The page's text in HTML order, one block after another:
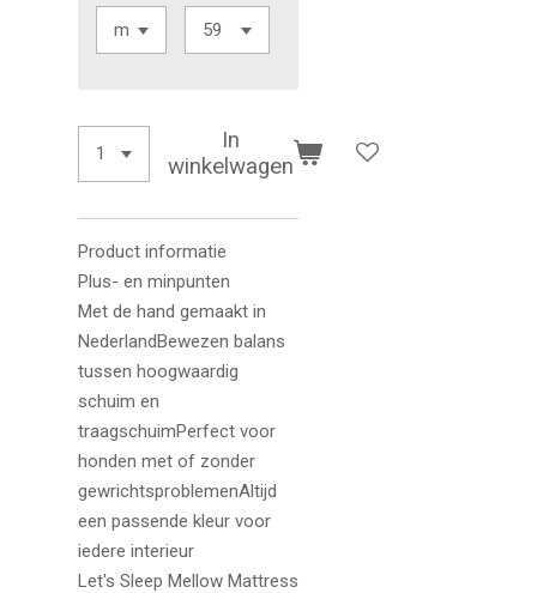
In
winkelwagen
Product informatie
Plus- en minpunten
Met de hand gemaakt in
NederlandBewezen balans
tussen hoogwaardig
schuim en
traagschuimPerfect voor
honden met of zonder
gewrichtsproblemenAltijd
een passende kleur voor
iedere interieur
Let's Sleep Mellow Mattress